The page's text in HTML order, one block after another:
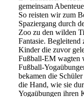
gemeinsam
So reisten wir zum
Spaziergang durch
Zoo zu den wilden
Fantasie. Begleitend
Kinder die zuvor
Fußball-EM wagten
Fußball-
bekamen die
die Hand, wie sie
Yogaübungen ihren